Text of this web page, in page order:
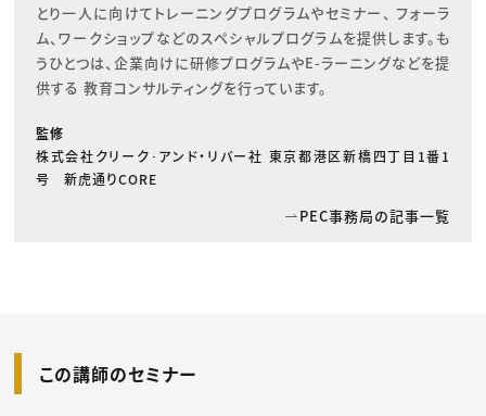
とり一人に向けてトレーニングプログラムやセミナー、 フォーラ
ム、ワークショップなどのスペシャルプログラムを提供します。も
うひとつは、企業向けに研修プログラムやE-ラーニングなどを提
供する 教育コンサルティングを行っています。
監修
株式会社クリーク･アンド・リバー社 東京都港区新橋四丁目1番1
号 新虎通りCORE
PEC事務局の記事一覧
この講師のセミナー